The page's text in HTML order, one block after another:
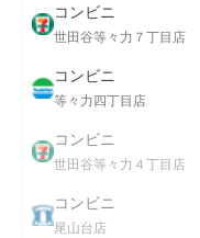
コンビニ
世田谷等々力７丁目店
コンビニ
等々力四丁目店
コンビニ
世田谷等々力４丁目店
コンビニ
尾山台店